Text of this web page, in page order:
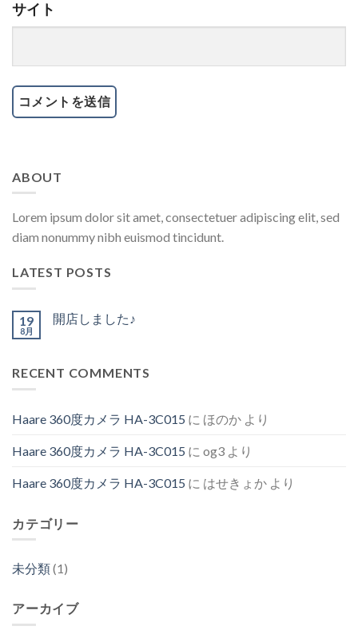
サイト
ABOUT
Lorem ipsum dolor sit amet, consectetuer adipiscing elit, sed
diam nonummy nibh euismod tincidunt.
LATEST POSTS
19
8月
開店しました♪
RECENT COMMENTS
Haare 360度カメラ HA-3C015 に ほのか より
Haare 360度カメラ HA-3C015 に og3 より
Haare 360度カメラ HA-3C015 に はせきょか より
カテゴリー
未分類(1)
アーカイブ